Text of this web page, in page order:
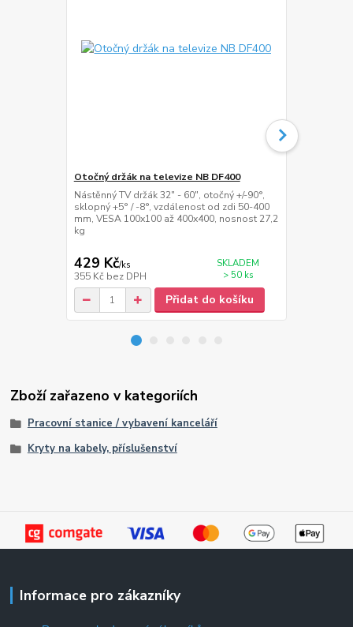
Otočný držák na televize NB DF400
Nástěnný TV držák 32" - 60", otočný +/-90°,
sklopný +5° / -8°, vzdálenost od zdi 50-400
mm, VESA 100x100 až 400x400, nosnost 27,2
kg
429 Kč/ks
355 Kč bez DPH
SKLADEM
> 50 ks
Přidat do košíku
Zboží zařazeno v kategoriích
Pracovní stanice / vybavení kanceláří
Kryty na kabely, příslušenství
Informace pro zákazníky